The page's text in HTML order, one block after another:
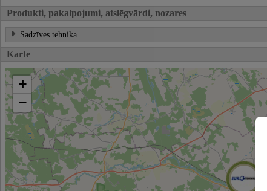
Produkti, pakalpojumi, atslēgvārdi, nozares
Sadzīves tehnika
Karte
+
−